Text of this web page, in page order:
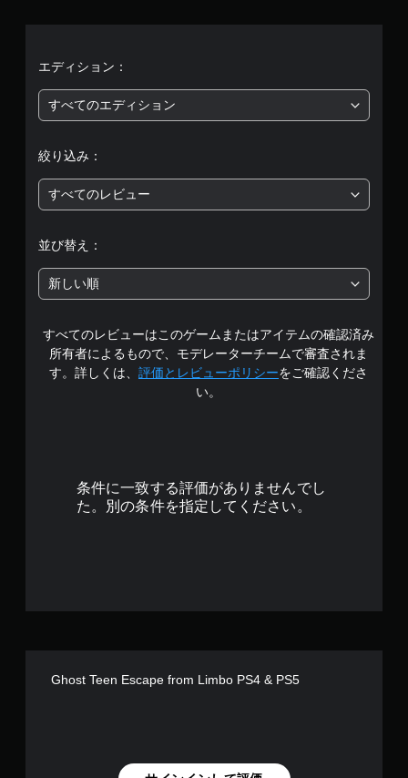
価
5
段
中
の
4
.
エディション：
すべてのエディション
絞り込み：
すべてのレビュー
並び替え：
新しい順
すべてのレビューはこのゲームまたはアイテムの確認済み
所有者によるもので、モデレーターチームで審査されま
す。詳しくは、 評価とレビューポリシーをご確認くださ
い。
条件に一致する評価がありませんでし
た。別の条件を指定してください。
Ghost Teen Escape from Limbo PS4 & PS5